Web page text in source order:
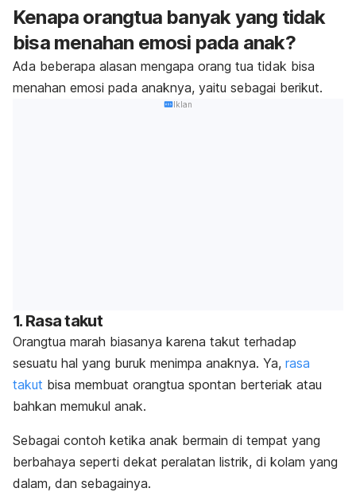
Kenapa orangtua banyak yang tidak
bisa menahan emosi pada anak?
Ada beberapa alasan mengapa orang tua tidak bisa
menahan emosi pada anaknya, yaitu sebagai berikut.
Iklan
1. Rasa takut
Orangtua marah biasanya karena takut terhadap
sesuatu hal yang buruk menimpa anaknya. Ya, rasa
takut bisa membuat orangtua spontan berteriak atau
bahkan memukul anak.
Sebagai contoh ketika anak bermain di tempat yang
berbahaya seperti dekat peralatan listrik, di kolam yang
dalam, dan sebagainya.